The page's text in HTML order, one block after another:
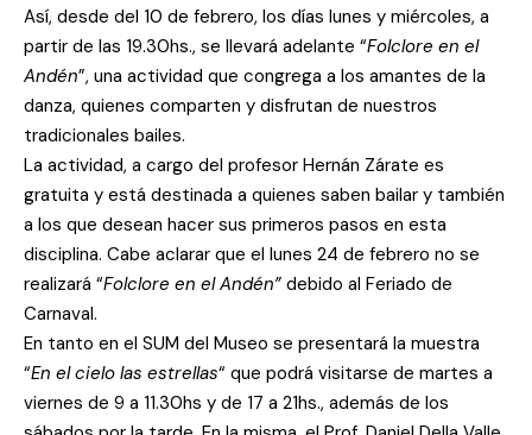
Así, desde del 10 de febrero, los días lunes y miércoles, a
partir de las 19.30hs., se llevará adelante “Folclore en el
Andén”, una actividad que congrega a los amantes de la
danza, quienes comparten y disfrutan de nuestros
tradicionales bailes.
La actividad, a cargo del profesor Hernán Zárate es
gratuita y está destinada a quienes saben bailar y también
a los que desean hacer sus primeros pasos en esta
disciplina. Cabe aclarar que el lunes 24 de febrero no se
realizará “Folclore en el Andén” debido al Feriado de
Carnaval.
En tanto en el SUM del Museo se presentará la muestra
“En el cielo las estrellas“ que podrá visitarse de martes a
viernes de 9 a 11.30hs y de 17 a 21hs., además de los